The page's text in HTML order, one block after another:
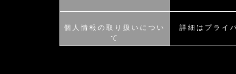
個人情報の取り扱いについ
て
詳細はプライ